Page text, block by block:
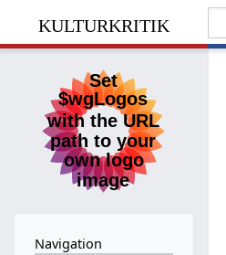
kulturkritik
Navigation